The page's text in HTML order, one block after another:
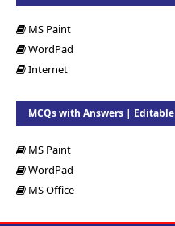
MS Paint
WordPad
Internet
MCQs with Answers |
MS Paint
WordPad
MS Office